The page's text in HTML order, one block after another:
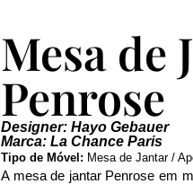
Mesa de
Penrose
Designer: Hayo Gebauer
Marca: La Chance Paris
Tipo de Móvel: Mesa de Jantar /
A mesa de jantar Penrose em